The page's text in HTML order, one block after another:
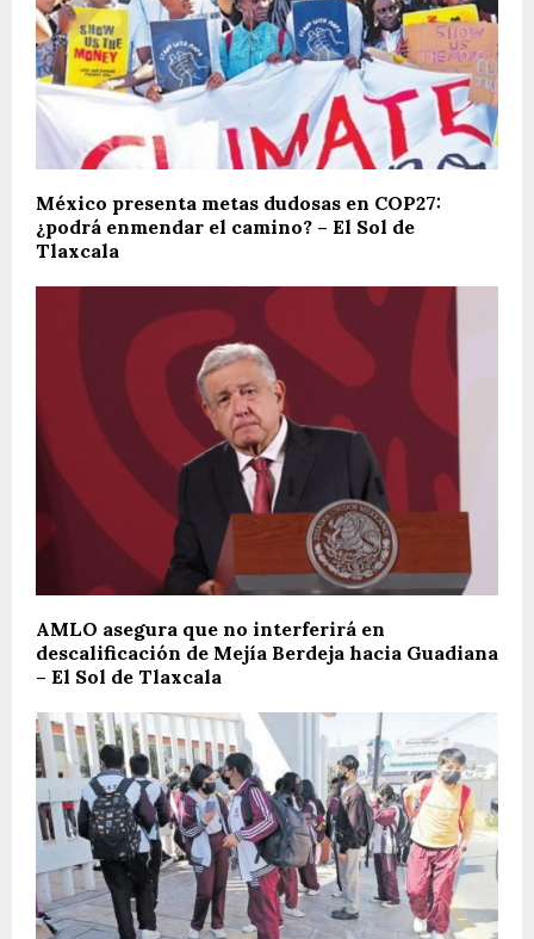
México presenta metas dudosas en COP27:
¿podrá enmendar el camino? – El Sol de
Tlaxcala
AMLO asegura que no interferirá en
descalificación de Mejía Berdeja hacia Guadiana
– El Sol de Tlaxcala